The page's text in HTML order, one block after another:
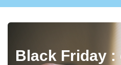
Black Friday :